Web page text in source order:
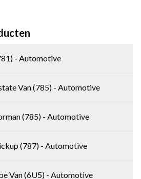
- Automotive
Van (785) - Automotive
(785) - Automotive
(787) - Automotive
Van (6U5) - Automotive